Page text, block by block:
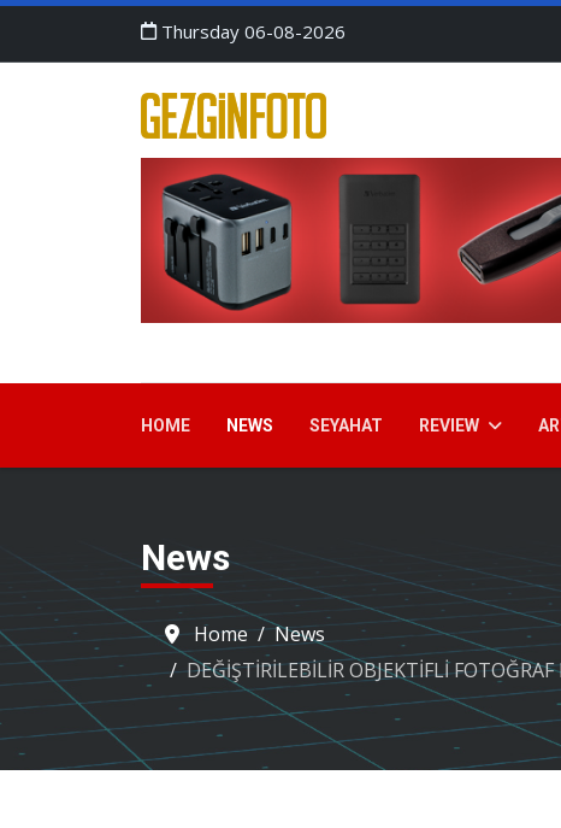
Thursday 06-08-2026
HOME NEWS SEYAHAT REVIEW
News
Home
News
DEĞİŞTİRİLEBİLİR OBJEKTİFLİ